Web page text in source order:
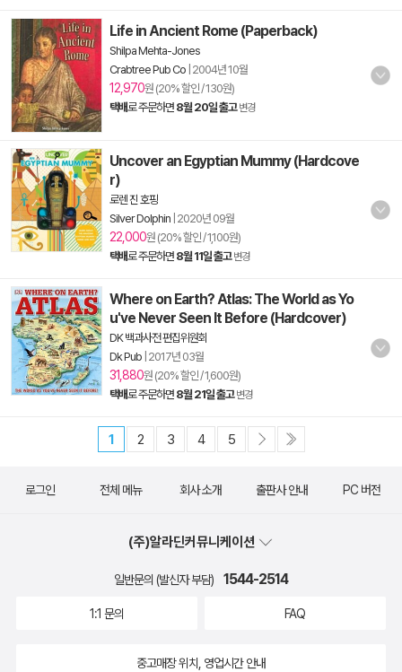
Life in Ancient Rome (Paperback)
Shilpa Mehta-Jones
Crabtree Pub Co 2004년 10월
12,970원 (20% 할인 / 130원)
택배로 주문하면 8월 20일 출고 변경
Uncover an Egyptian Mummy (Hardcove
r)
로렌 진 호핑
Silver Dolphin 2020년 09월
22,000원 (20% 할인 / 1,100원)
택배로 주문하면 8월 11일 출고 변경
Where on Earth? Atlas: The World as Yo
u've Never Seen It Before (Hardcover)
DK 백과사전 편집위원회
Dk Pub 2017년 03월
31,880원 (20% 할인 / 1,600원)
택배로 주문하면 8월 21일 출고 변경
1 2 3 4 5
로그인 전체 메뉴 회사 소개 출판사 안내 PC 버전
(주)알라딘커뮤니케이션
일반문의 (발신자 부담) 1544-2514
1:1 문의 FAQ
중고매장 위치, 영업시간 안내